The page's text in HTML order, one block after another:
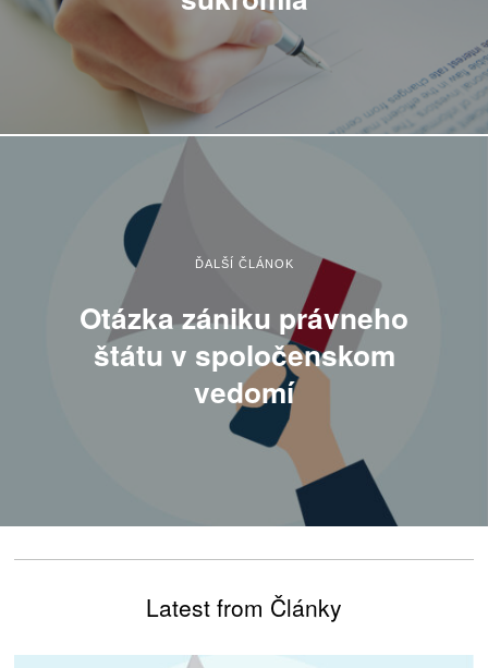
ĎALŠÍ ČLÁNOK
Otázka zániku právneho
štátu v spoločenskom
vedomí
Latest from Články